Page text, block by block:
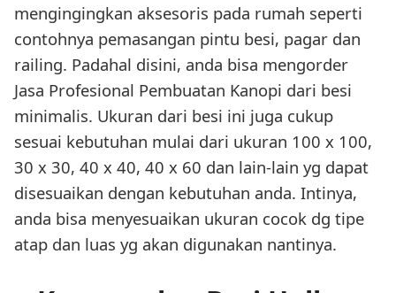
mengingingkan aksesoris pada rumah seperti
contohnya pemasangan pintu besi, pagar dan
railing. Padahal disini, anda bisa mengorder
Jasa Profesional Pembuatan Kanopi dari besi
minimalis. Ukuran dari besi ini juga cukup
sesuai kebutuhan mulai dari ukuran 100 x 100,
30 x 30, 40 x 40, 40 x 60 dan lain-lain yg dapat
disesuaikan dengan kebutuhan anda. Intinya,
anda bisa menyesuaikan ukuran cocok dg tipe
atap dan luas yg akan digunakan nantinya.